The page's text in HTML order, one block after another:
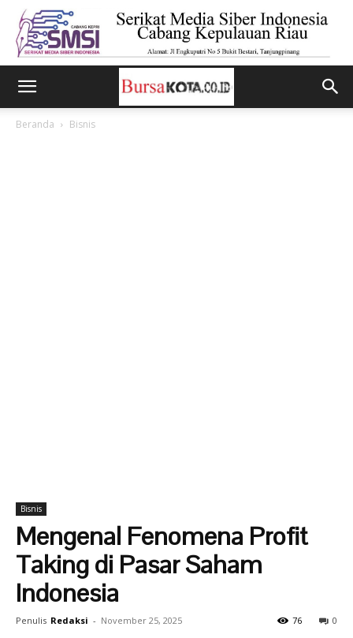
Beranda Bisnis
Bisnis
Mengenal Fenomena Profit
Taking di Pasar Saham
Indonesia
Penulis Redaksi - November 25, 2025 0
76